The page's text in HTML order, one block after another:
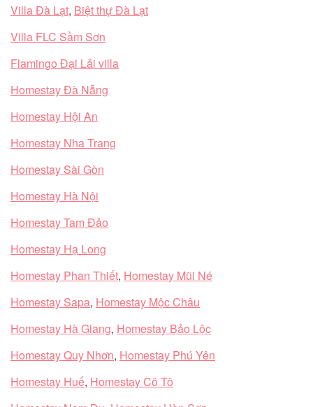
Villa Đà Lạt, Biệt thự Đà Lạt
Villa FLC Sầm Sơn
Flamingo Đại Lải villa
Homestay Đà Nẵng
Homestay Hội An
Homestay Nha Trang
Homestay Sài Gòn
Homestay Hà Nội
Homestay Tam Đảo
Homestay Hạ Long
Homestay Phan Thiết, Homestay Mũi Né
Homestay Sapa, Homestay Mộc Châu
Homestay Hà Giang, Homestay Bảo Lộc
Homestay Quy Nhơn, Homestay Phú Yên
Homestay Huế, Homestay Cô Tô